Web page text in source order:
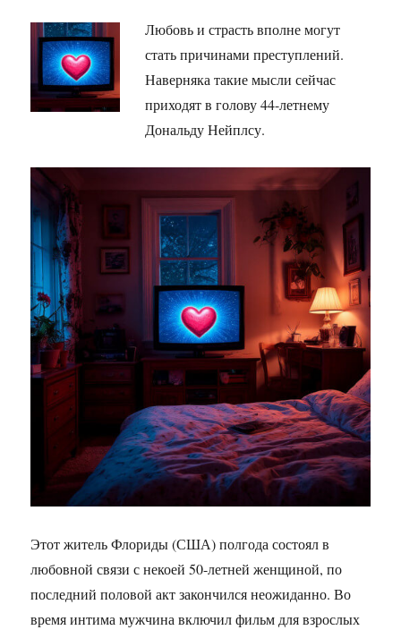
Любовь и страсть вполне могут
стать причинами преступлений.
Наверняка такие мысли сейчас
приходят в голову 44-летнему
Дональду Нейплсу.
Этот житель Флориды (США) полгода состоял в
любовной связи с некоей 50-летней женщиной, по
последний половой акт закончился неожиданно. Во
время интима мужчина включил фильм для взрослых